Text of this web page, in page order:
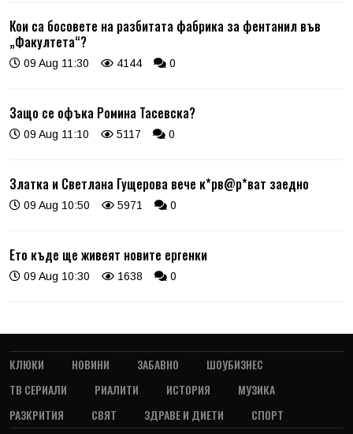
Кои са босовете на разбитата фабрика за фентанил във
„Факултета“?
09 Aug 11:30 4144 0
Защо се офъка Ромина Тасевска?
09 Aug 11:10 5117 0
Златка и Светлана Гущерова вече к*рв@р*ват заедно
09 Aug 10:50 5971 0
Ето къде ще живеят новите ергенки
09 Aug 10:30 1638 0
КЛЮКИ НОВИНИ ЗАБАВНО
ШОУБИЗНЕС
ТВ СЕРИАЛИ
РИАЛИТИ ИСТОРИЯ
МУЗИКА
РАЗКРИТИЯ
СВЯТ ЗДРАВЕ И ДИЕТИ СПОРТ